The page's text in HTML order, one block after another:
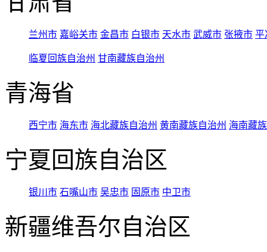
兰州市 嘉峪关市 金昌市 白银市 天水市 武威市 张掖市 平
临夏回族自治州 甘南藏族自治州
青海省
西宁市 海东市 海北藏族自治州 黄南藏族自治州 海南藏
宁夏回族自治区
银川市 石嘴山市 吴忠市 固原市 中卫市
新疆维吾尔自治区